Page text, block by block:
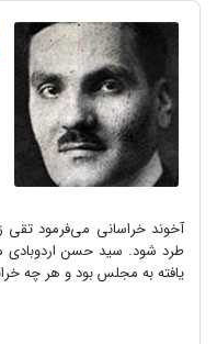
آخوند خراسانی می‌فرمود تقی
طرد شود. سید حسن اردوبادی
یافته به مجلس بود و هر چه